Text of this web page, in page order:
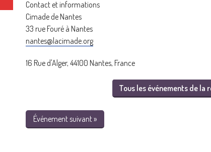
Contact et informations
Cimade de Nantes
33 rue Fouré à Nantes
nantes@lacimade.org
16 Rue d'Alger, 44100 Nantes, France
Tous les événements de la
Événement suivant »